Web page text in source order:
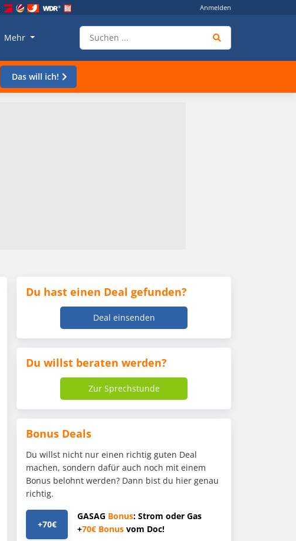
Anmelden
Mehr
Das will ich!
Du hast einen Deal gefunden?
Deal einsenden
Du willst beraten werden?
Zur Sprechstunde
Bonus Deals
Du willst nicht nur einen richtig guten Deal
machen, sondern dafür auch noch mit einem
Bonus belohnt werden? Dann bist du hier genau
richtig.
+70€
GASAG Bonus: Strom oder Gas
+70€ Bonus vom Doc!